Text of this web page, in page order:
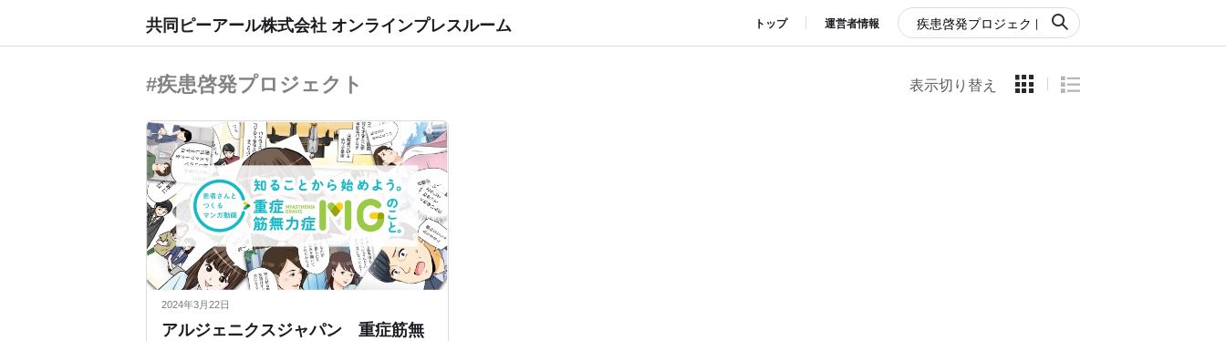
共同ピーアール株式会社 オンラインプレスルーム トップ 運営者情報
#疾患啓発プロジェクト 表示切り替え
2024年3月22日
アルジェニクスジャパン 重症筋無